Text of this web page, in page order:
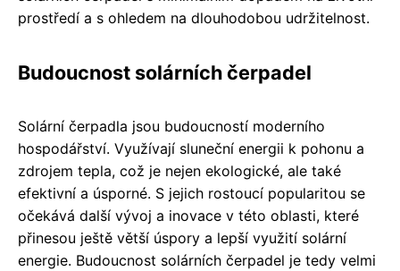
prostředí a s ohledem na dlouhodobou udržitelnost.
Budoucnost solárních čerpadel
Solární čerpadla jsou budoucností moderního
hospodářství. Využívají sluneční energii k pohonu a
zdrojem tepla, což je nejen ekologické, ale také
efektivní a úsporné. S jejich rostoucí popularitou se
očekává další vývoj a inovace v této oblasti, které
přinesou ještě větší úspory a lepší využití solární
energie. Budoucnost solárních čerpadel je tedy velmi